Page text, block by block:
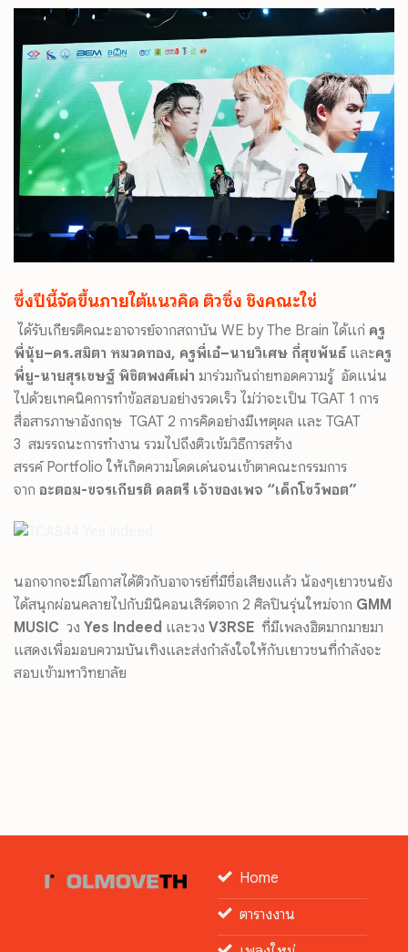
ซึ่งปีนี้จัดขึ้นภายใต้แนวคิด ติวซิ่ง ชิงคณะใช่
ได้รับเกียรติคณะอาจารย์จากสถาบัน WE by The Brain ได้แก่ ครู
พี่นุ้ย–ดร.สมิตา หมวดทอง, ครูพี่เอ๋–นายวิเศษ กี่สุขพันธ์ และครู
พี่ยู-นายสุรเชษฐ์ พิชิตพงศ์เผ่า มาร่วมกันถ่ายทอดความรู้ อัดแน่น
ไปด้วยเทคนิคการทำข้อสอบอย่างรวดเร็ว ไม่ว่าจะเป็น TGAT 1 การ
สื่อสารภาษาอังกฤษ TGAT 2 การคิดอย่างมีเหตุผล และ TGAT
3 สมรรถนะการทำงาน รวมไปถึงติวเข้มวิธีการสร้าง
สรรค์Portfolio ให้เกิดความโดดเด่นจนเข้าตาคณะกรรมการ
จาก อะตอม-ขจรเกียรติ ดลตรี เจ้าของเพจ “เด็กโชว์พอต”
นอกจากจะมีโอกาสได้ติวกับอาจารย์ที่มีชื่อเสียงแล้ว น้องๆเยาวชนยัง
ได้สนุกผ่อนคลายไปกับมินิคอนเสิร์ตจาก 2 ศิลปินรุ่นใหม่จาก GMM
MUSIC วง Yes Indeed และวง V3RSE ที่มีเพลงฮิตมากมายมา
แสดงเพื่อมอบความบันเทิงและส่งกำลังใจให้กับเยาวชนที่กำลังจะ
สอบเข้ามหาวิทยาลัย
Home
ตารางงาน